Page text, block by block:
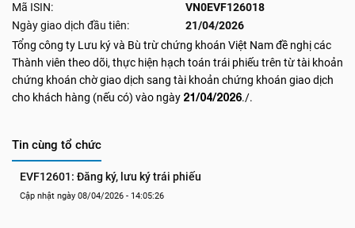
Mã ISIN:
VN0EVF126018
Ngày giao dịch đầu tiên:
21/04/2026
Tổng công ty Lưu ký và Bù trừ chứng khoán Việt Nam đề nghị các
Thành viên theo dõi, thực hiện hạch toán trái phiếu trên từ tài khoản
chứng khoán chờ giao dịch sang tài khoản chứng khoán giao dịch
cho khách hàng (nếu có) vào ngày 21/04/2026./.
Tin cùng tổ chức
EVF12601: Đăng ký, lưu ký trái phiếu
Cập nhật ngày 08/04/2026 - 14:05:26